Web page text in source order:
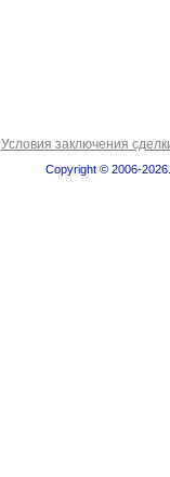
Условия заключения
Copyright © 2006-